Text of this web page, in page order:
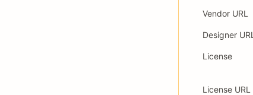
Vendor URL
Designer URL
License
License URL